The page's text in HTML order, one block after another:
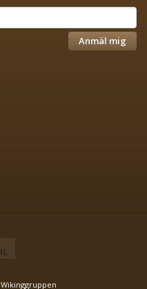
Anmäl mig
Wikinggruppen